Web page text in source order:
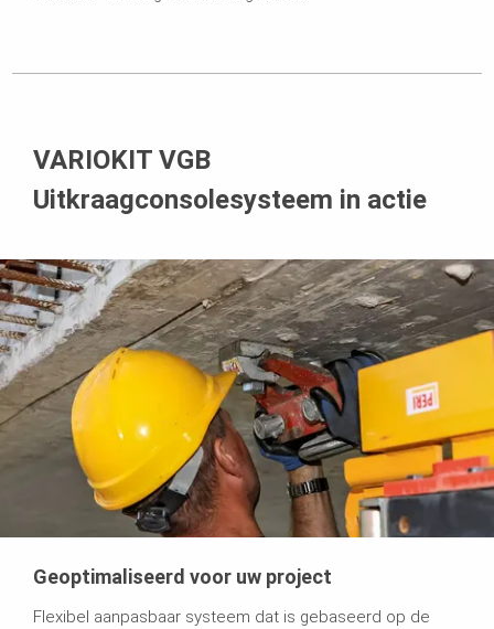
VARIOKIT VGB
Uitkraagconsolesysteem in actie
Geoptimaliseerd voor uw project
Flexibel aanpasbaar systeem dat is gebaseerd op de